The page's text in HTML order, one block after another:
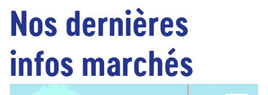
Nos dernières
infos marchés